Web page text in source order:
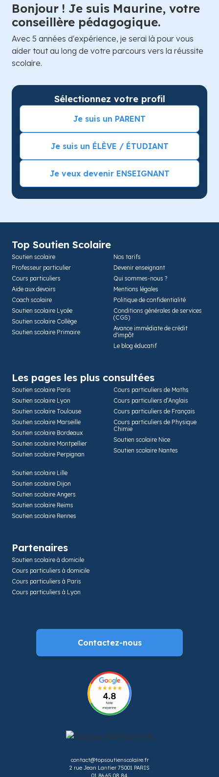
Bonjour ! Je suis Maurine, votre
conseillère pédagogique.
Avec 5 années d'expérience, je serai là pour vous
aider tout au long de votre parcours vers la réussite
scolaire.
Sélectionnez votre profil
Je suis un PARENT
Je suis un ÉLÈVE / ÉTUDIANT
Je veux devenir ENSEIGNANT
Top Soutien Scolaire
Soutien scolaire
Professeur particulier
Cours particuliers
Aide aux devoirs
Coach scolaire
Soutien scolaire Lycée
Soutien scolaire Collège
Soutien scolaire Primaire
Nos tarifs
Devenir enseignant
Qui sommes-nous ?
Mentions légales
Politique de confidentialité
Conditions générales de services
(CGS)
Avance immédiate de crédit
d'impôt
Le blog éducatif
Les pages les plus consultées
Soutien scolaire Paris
Soutien scolaire Lyon
Soutien scolaire Toulouse
Soutien scolaire Marseille
Soutien scolaire Bordeaux
Soutien scolaire Montpellier
Soutien scolaire Perpignan
Cours particuliers de Maths
Cours particuliers d’Anglais
Cours particuliers de Français
Cours particuliers de Physique
Chimie
Soutien scolaire Nice
Soutien scolaire Nantes
Soutien scolaire Lille
Soutien scolaire Dijon
Soutien scolaire Angers
Soutien scolaire Reims
Soutien scolaire Rennes
Partenaires
Soutien scolaire à domicile
Cours particuliers à domicile
Cours particuliers à Paris
Cours particuliers à Lyon
contact@topsoutienscolaire.fr
2 rue Jean Lantier 75001 PARIS
01 86 65 08 84
Contactez-nous